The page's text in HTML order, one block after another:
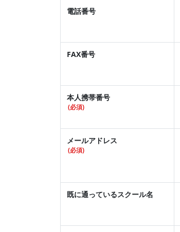
電話番号
FAX番号
本人携帯番号
(必須)
メールアドレス
(必須)
既に通っているスクール名